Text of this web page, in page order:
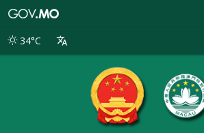
別
34°C